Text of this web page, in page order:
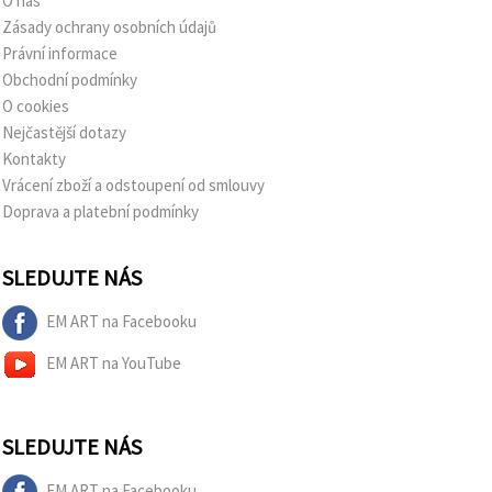
Zásady ochrany osobních údajů
Právní informace
Obchodní podmínky
O cookies
Nejčastější dotazy
Kontakty
Vrácení zboží a odstoupení od smlouvy
Doprava a platební podmínky
SLEDUJTE NÁS
EM ART na Facebooku
EM ART na YouTube
SLEDUJTE NÁS